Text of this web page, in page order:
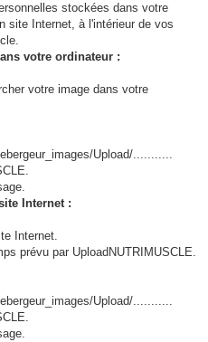
stockées dans votre
site Internet, à l'intérieur de vos
votre ordinateur :
votre image dans votre
Upload/...........
Internet :
Internet.
prévu par UploadNUTRIMUSCLE.
Upload/...........